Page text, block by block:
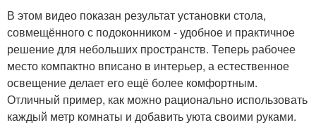
В этом видео показан результат установки стола,
совмещённого с подоконником - удобное и практичное
решение для небольших пространств. Теперь рабочее
место компактно вписано в интерьер, а естественное
освещение делает его ещё более комфортным.
Отличный пример, как можно рационально использовать
каждый метр комнаты и добавить уюта своими руками.